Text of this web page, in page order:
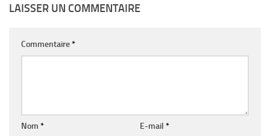
LAISSER UN COMMENTAIRE
Commentaire*
Nom * E-mail *